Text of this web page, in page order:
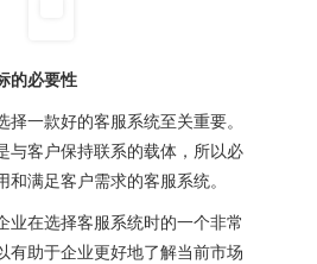
的必要性
一款好的客服系统至关重要。
与客户保持联系的载体，所以必
满足客户需求的客服系统。
在选择客服系统时的一个非常
有助于企业更好地了解当前市场